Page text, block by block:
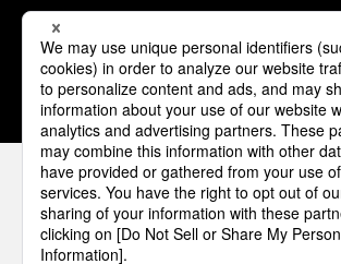
1 2 3 4 5
パナソニックの電気設備 SNSア